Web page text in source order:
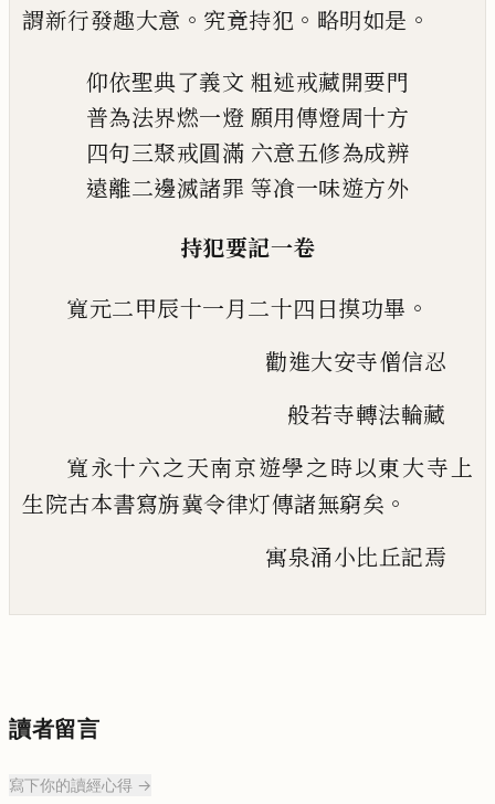
謂新行發趣大意 。 究竟持犯 。 略明如是 。
仰依聖典了義文 粗述戒藏開要門
普為法界燃一燈 願用傳燈周十方
四句三聚戒圓滿 六意五修為成辨
遠離二邊滅諸罪 等飡一味遊方外
持犯要記一卷
寬元二甲辰十一月二十四日摸功畢 。
勸進大安寺僧信忍
般若寺轉法輪藏
寬永十六之天南京遊學之時以東大寺上
生院古本書寫旃冀令律灯傳諸無窮矣 。
寓泉涌小比丘記焉
讀者留言
寫下你的讀經心得 →